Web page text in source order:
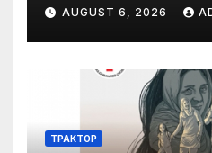
в
има система
контрол
AUGUST 6, 2026
ТРАКТОР